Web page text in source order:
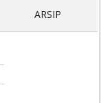
ARSIP